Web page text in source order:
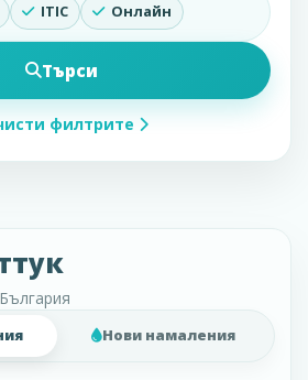
ITIC Онлайн
Търси
филтрите
Нови намаления